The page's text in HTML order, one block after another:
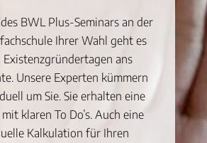
BWL Plus-Seminars an der
Ihrer Wahl geht es
Existenzgründertagen ans
Unsere Experten kümmern
um Sie. Sie erhalten eine
klaren To Do’s. Auch eine
Kalkulation für Ihren